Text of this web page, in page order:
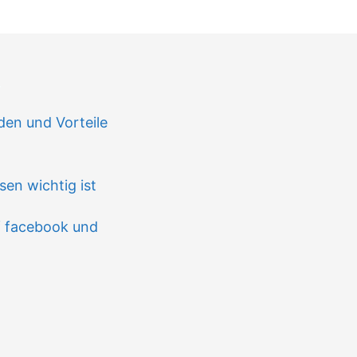
und Vorteile
wichtig ist
facebook und